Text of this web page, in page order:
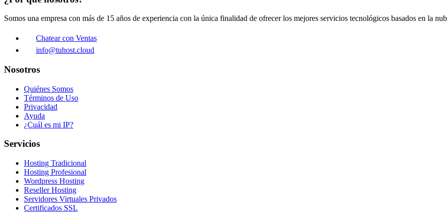
Somos una empresa con más de 15 años de experiencia con la única finalidad de ofrecer los mejores servicios tecnológicos basados en la
Chatear con Ventas
info@tuhost.cloud
Nosotros
Quiénes Somos
Términos de Uso
Privacidad
Ayuda
¿Cuál es mi IP?
Servicios
Hosting Tradicional
Hosting Profesional
Wordpress Hosting
Reseller Hosting
Servidores Virtuales Privados
Certificados SSL